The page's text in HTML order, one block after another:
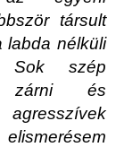
társult
labda nélküli
Sok szép
zárni és